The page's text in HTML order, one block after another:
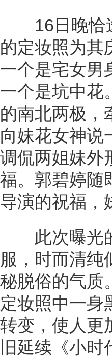
16日晚恰逢
的定妆照为其
一个是宅女男
一个是坑中花
的南北两极，
向妹花女神说
调侃两姐妹外
福。郭碧婷随
导演的祝福，
此次曝光的
服，时而清纯
秘脱俗的气质
定妆照中一身
转变，使人更
旧延续《小